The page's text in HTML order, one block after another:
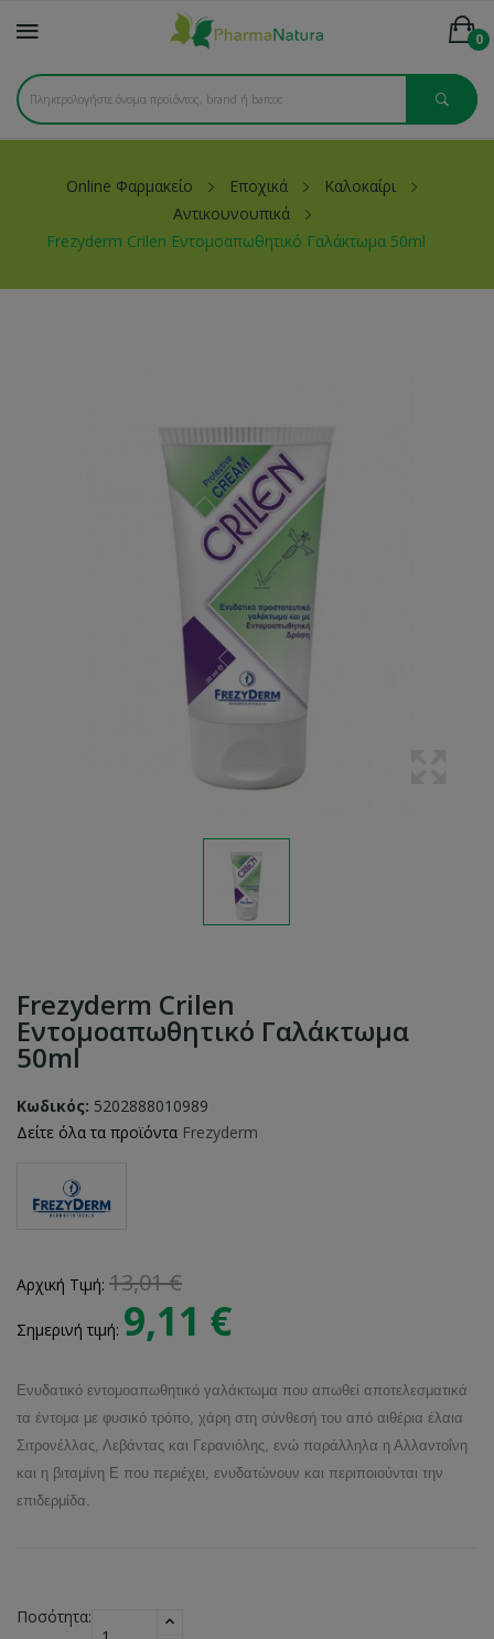
0
Online Φαρμακείο Εποχικά
Καλοκαίρι
Αντικουνουπικά
Frezyderm Crilen Εντομοαπωθητικό Γαλάκτωμα 50ml
Frezyderm Crilen
Εντομοαπωθητικό Γαλάκτωμα
50ml
Κωδικός: 5202888010989
Δείτε όλα τα προϊόντα Frezyderm
Αρχική Τιμή: 13,01 €
Σημερινή τιμή: 9,11 €
Ενυδατικό εντομοαπωθητικό γαλάκτωμα που απωθεί αποτελεσματικά
τα έντομα με φυσικό τρόπο, χάρη στη σύνθεσή του από αιθέρια έλαια
Σιτρονέλλας, Λεβάντας και Γερανιόλης, ενώ παράλληλα η Αλλαντοΐνη
και η βιταμίνη Ε που περιέχει, ενυδατώνουν και περιποιούνται την
επιδερμίδα.
Ποσότητα: